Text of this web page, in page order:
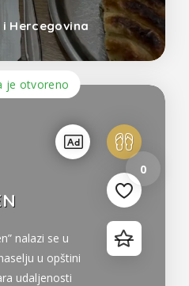
Hercegovina
je otvoreno
0
nalazi se u
u opštini
udaljenosti